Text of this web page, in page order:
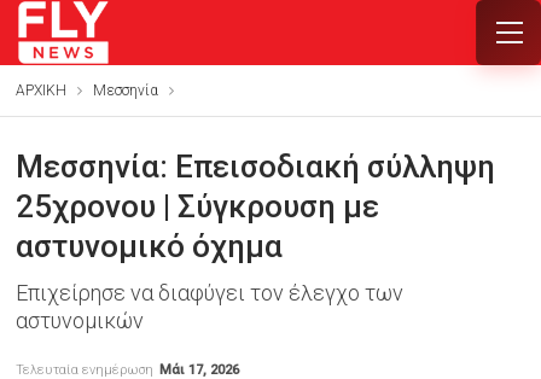
ΑΡΧΙΚΗ Μεσσηνία
Μεσσηνία: Επεισοδιακή σύλληψη
25χρονου | Σύγκρουση με
αστυνομικό όχημα
Επιχείρησε να διαφύγει τον έλεγχο των
αστυνομικών
Τελευταία ενημέρωση Μάι 17, 2026